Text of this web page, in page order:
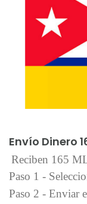
Envío Dinero
Reciben 165
Paso 1 -
Paso 2 - Enviar